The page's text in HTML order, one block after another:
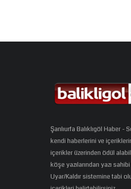
Şanlıurfa Balıklıgöl Haber -
kendi haberlerini ve
içerikler üzerinden ödül
köşe yazılarından yazı
Uyar/Kaldır sistemine tabi